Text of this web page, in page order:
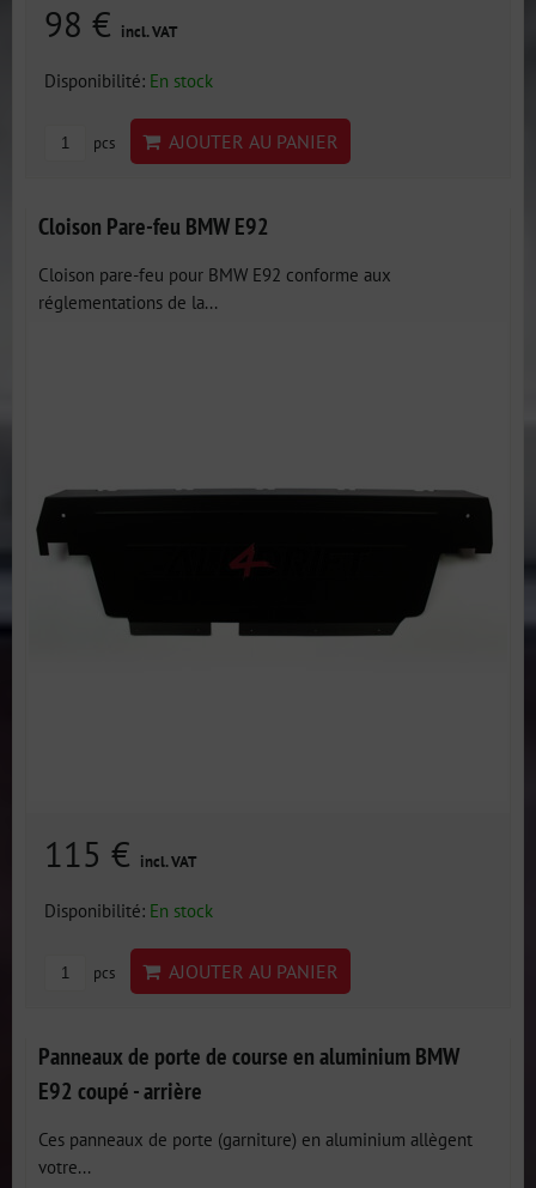
98 € incl. VAT
Disponibilité: En stock
pcs AJOUTER AU PANIER
Cloison Pare-feu BMW E92
Cloison pare-feu pour BMW E92 conforme aux
réglementations de la...
115 € incl. VAT
Disponibilité: En stock
pcs AJOUTER AU PANIER
Panneaux de porte de course en aluminium BMW
E92 coupé - arrière
Ces panneaux de porte (garniture) en aluminium allègent
votre...